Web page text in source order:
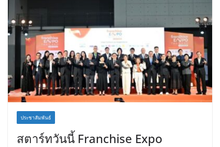
ประชาสัมพันธ์
สตาร์ทวันนี้ Franchise Expo